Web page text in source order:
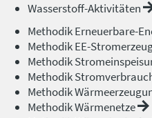
Wasserstoff-Aktivitäten
Methodik Erneuerbare-
Methodik EE-
Methodik
Methodik
Methodik
Methodik Wärmenetze